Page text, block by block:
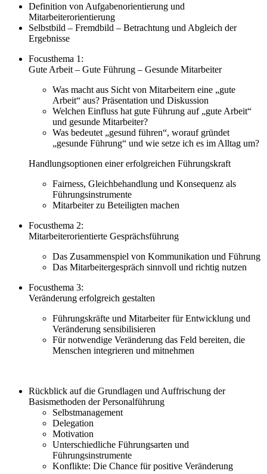
Definition von Aufgabenorientierung und
Mitarbeiterorientierung
Selbstbild – Fremdbild – Betrachtung und Abgleich der
Ergebnisse
Focusthema 1:
Gute Arbeit – Gute Führung – Gesunde Mitarbeiter
Was macht aus Sicht von Mitarbeitern eine „gute
Arbeit“ aus? Präsentation und Diskussion
Welchen Einfluss hat gute Führung auf „gute Arbeit“
und gesunde Mitarbeiter?
Was bedeutet „gesund führen“, worauf gründet
„gesunde Führung“ und wie setze ich es im Alltag um?
Handlungsoptionen einer erfolgreichen Führungskraft
Fairness, Gleichbehandlung und Konsequenz als
Führungsinstrumente
Mitarbeiter zu Beteiligten machen
Focusthema 2:
Mitarbeiterorientierte Gesprächsführung
Das Zusammenspiel von Kommunikation und Führung
Das Mitarbeitergespräch sinnvoll und richtig nutzen
Focusthema 3:
Veränderung erfolgreich gestalten
Führungskräfte und Mitarbeiter für Entwicklung und
Veränderung sensibilisieren
Für notwendige Veränderung das Feld bereiten, die
Menschen integrieren und mitnehmen
Rückblick auf die Grundlagen und Auffrischung der
Basismethoden der Personalführung
Selbstmanagement
Delegation
Motivation
Unterschiedliche Führungsarten und
Führungsinstrumente
Konflikte: Die Chance für positive Veränderung